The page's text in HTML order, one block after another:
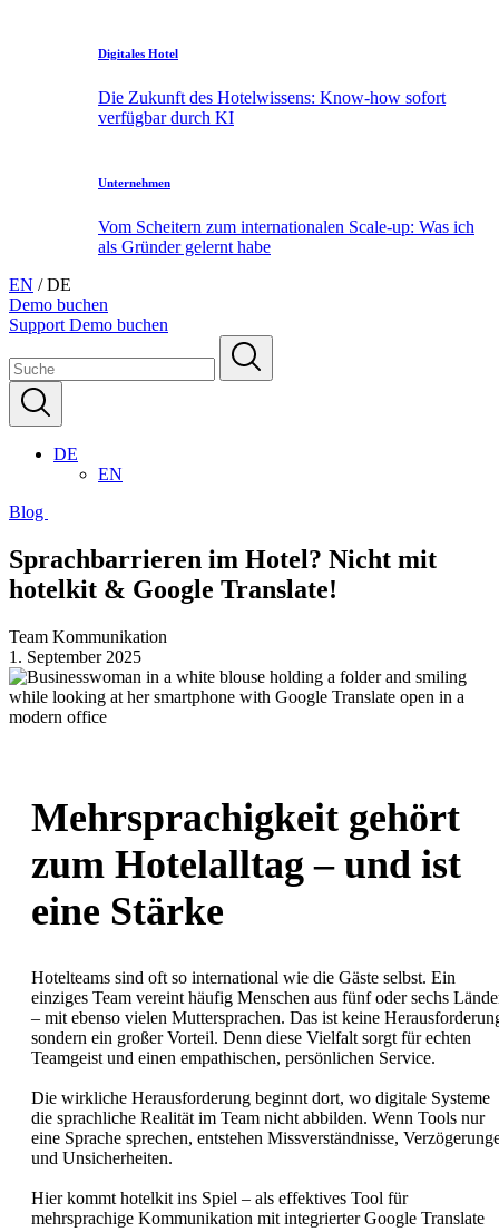
Digitales Hotel
Die Zukunft des Hotelwissens: Know-how sofort
verfügbar durch KI
Unternehmen
Vom Scheitern zum internationalen Scale-up: Was ich
als Gründer gelernt habe
EN /DE
Demo buchen
Support Demo buchen
DE
EN
Blog
Sprachbarrieren im Hotel? Nicht mit
hotelkit & Google Translate!
Team Kommunikation
1. September 2025
Mehrsprachigkeit gehört
zum Hotelalltag – und ist
eine Stärke
Hotelteams sind oft so international wie die Gäste selbst. Ein
einziges Team vereint häufig Menschen aus fünf oder sechs
– mit ebenso vielen Muttersprachen. Das ist keine
sondern ein großer Vorteil. Denn diese Vielfalt sorgt für echten
Teamgeist und einen empathischen, persönlichen Service.
Die wirkliche Herausforderung beginnt dort, wo digitale Systeme
die sprachliche Realität im Team nicht abbilden. Wenn Tools nur
eine Sprache sprechen, entstehen Missverständnisse,
und Unsicherheiten.
Hier kommt hotelkit ins Spiel – als effektives Tool für
mehrsprachige Kommunikation mit integrierter Google Translate